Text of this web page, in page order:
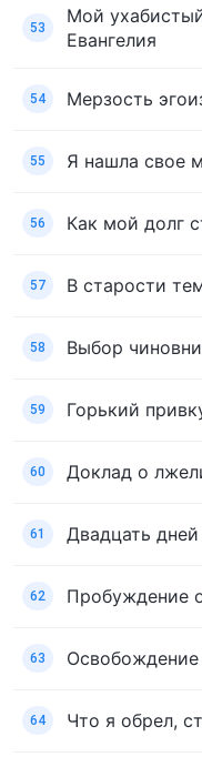
53
Мой
Евангелия
54 Мерзость
55 Я нашла свое
56 Как мой долг
57 В старости
58 Выбор
59 Горький
60 Доклад о
61 Двадцать дней
62 Пробуждение
63 Освобождение
64 Что я обрел,